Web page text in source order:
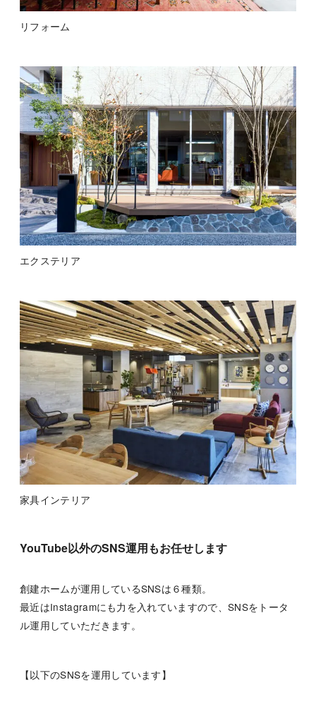
リフォーム
エクステリア
家具インテリア
YouTube以外のSNS運用もお任せします
創建ホームが運用しているSNSは６種類。
最近はInstagramにも力を入れていますので、SNSをトータ
ル運用していただきます。
【以下のSNSを運用しています】